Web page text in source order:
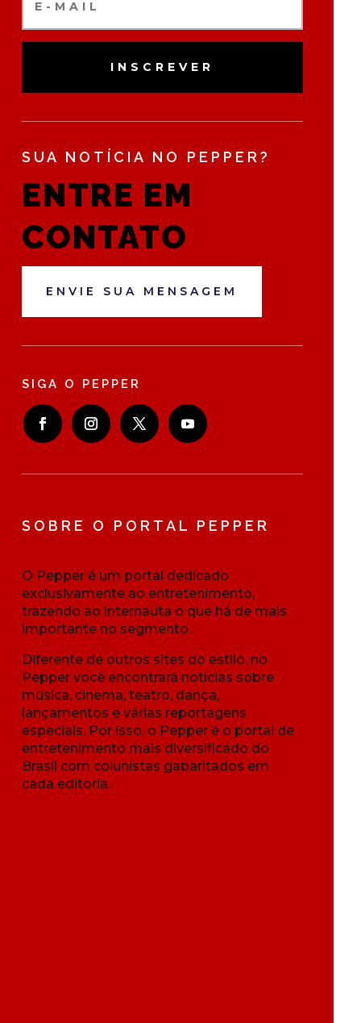
INSCREVER
SUA NOTÍCIA NO PEPPER?
ENTRE EM
CONTATO
ENVIE SUA MENSAGEM
SIGA O PEPPER
SOBRE O PORTAL PEPPER
O Pepper é um portal dedicado
exclusivamente ao entretenimento,
trazendo ao internauta o que há de mais
importante no segmento.
Diferente de outros sites do estilo, no
Pepper você encontrará notícias sobre
música, cinema, teatro, dança,
lançamentos e várias reportagens
especiais. Por isso, o Pepper é o portal de
entretenimento mais diversificado do
Brasil com colunistas gabaritados em
cada editoria.